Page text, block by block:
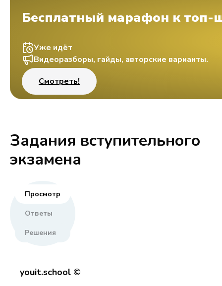
Бесплатный марафон к топ-
Уже идёт
Видеоразборы, гайды, авторские варианты.
Смотреть!
Задания вступительного
экзамена
Просмотр
Ответы
Решения
youit.school ©